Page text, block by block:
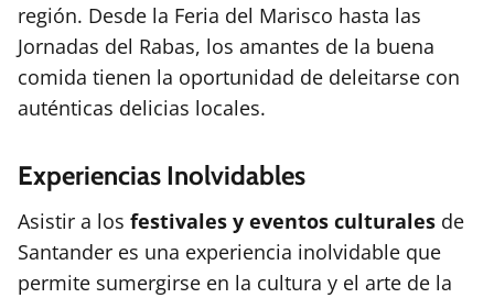
región. Desde la Feria del Marisco hasta las
Jornadas del Rabas, los amantes de la buena
comida tienen la oportunidad de deleitarse con
auténticas delicias locales.
Experiencias Inolvidables
Asistir a los festivales y eventos culturales de
Santander es una experiencia inolvidable que
permite sumergirse en la cultura y el arte de la